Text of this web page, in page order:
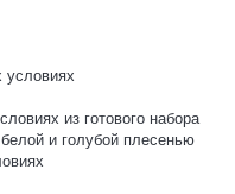
условиях
из готового набора
и голубой плесенью